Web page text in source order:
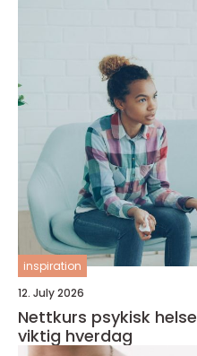
inspiration
12. July 2026
Nettkurs psykisk helse fleksibel læring for en
viktig hverdag